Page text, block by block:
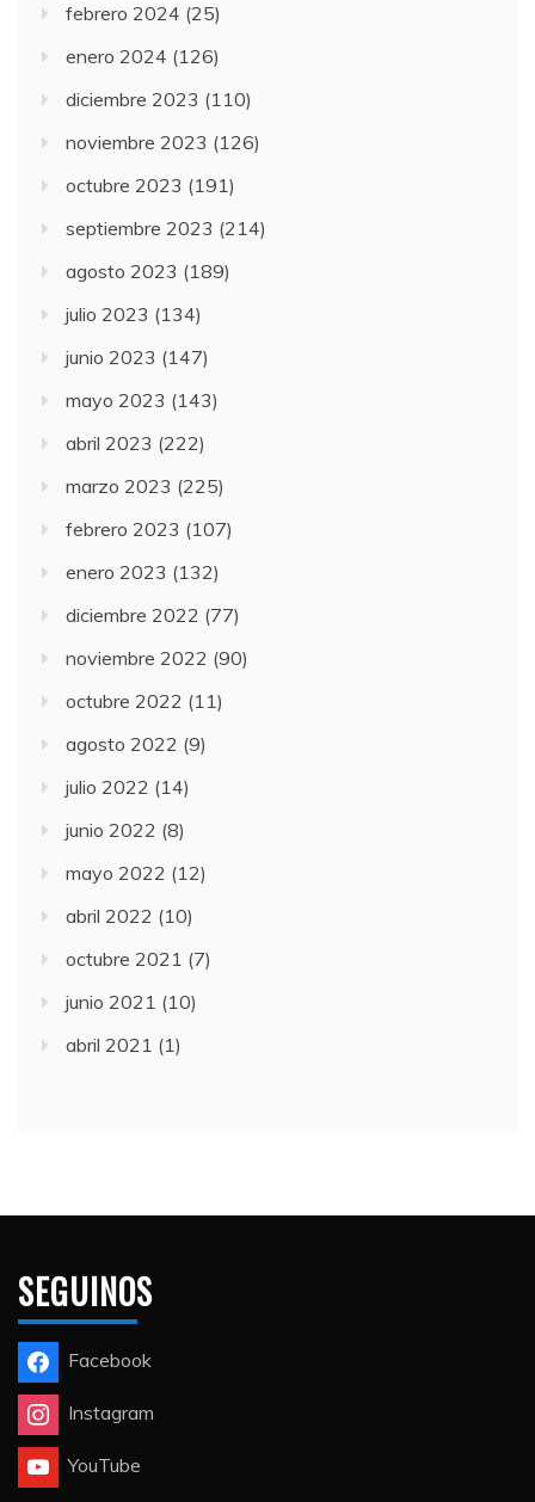
febrero 2024 (25)
enero 2024 (126)
diciembre 2023 (110)
noviembre 2023 (126)
octubre 2023 (191)
septiembre 2023 (214)
agosto 2023 (189)
julio 2023 (134)
junio 2023 (147)
mayo 2023 (143)
abril 2023 (222)
marzo 2023 (225)
febrero 2023 (107)
enero 2023 (132)
diciembre 2022 (77)
noviembre 2022 (90)
octubre 2022 (11)
agosto 2022 (9)
julio 2022 (14)
junio 2022 (8)
mayo 2022 (12)
abril 2022 (10)
octubre 2021 (7)
junio 2021 (10)
abril 2021 (1)
SEGUINOS
Facebook
Instagram
YouTube